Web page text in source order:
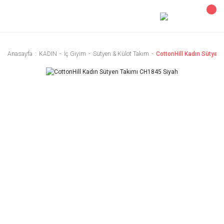
Anasayfa KADIN İç Giyim Sütyen & Külot Takım CottonHill Kadın Sütyen